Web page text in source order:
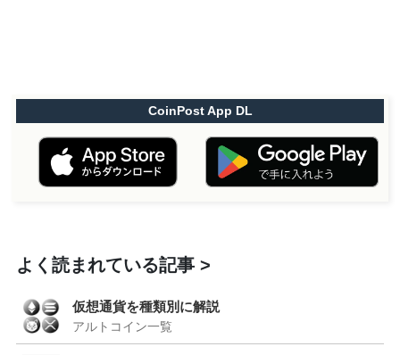
CoinPost App DL
よく読まれている記事
仮想通貨を種類別に解説
アルトコイン一覧